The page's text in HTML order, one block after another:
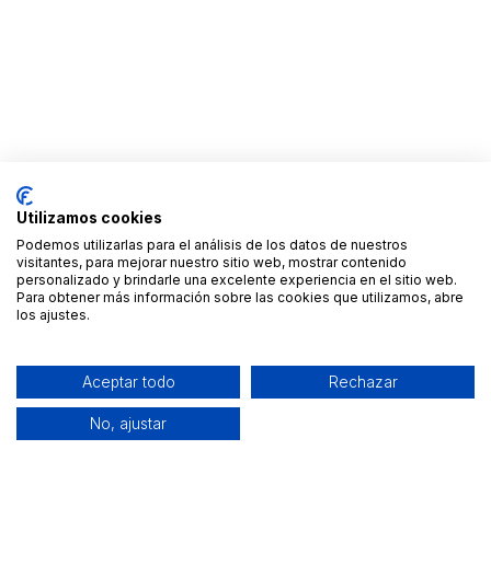
Utilizamos cookies
Podemos utilizarlas para el análisis de los datos de nuestros
visitantes, para mejorar nuestro sitio web, mostrar contenido
personalizado y brindarle una excelente experiencia en el sitio web.
Para obtener más información sobre las cookies que utilizamos, abre
los ajustes.
Aceptar todo Rechazar
No, ajustar